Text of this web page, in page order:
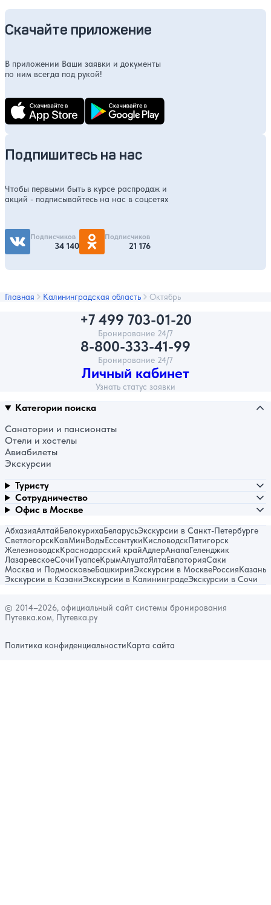
Скачайте приложение
В приложении Ваши заявки и документы
по ним всегда под рукой!
Подпишитесь на нас
Чтобы первыми быть в курсе распродаж и
акций - подписывайтесь на нас в соцсетях
Подписчиков
34 140
Подписчиков
21 176
Главная Калининградская область Октябрь
+7 499 703-01-20
Бронирование 24/7
8-800-333-41-99
Бронирование 24/7
Личный кабинет
Узнать статус заявки
Категории поиска
Санатории и пансионаты
Отели и хостелы
Авиабилеты
Экскурсии
Туристу
Сотрудничество
Офис в Москве
АбхазияАлтайБелокурихаБеларусьЭкскурсии в Санкт-Петербурге
СветлогорскКавМинВодыЕссентукиКисловодскПятигорск
ЖелезноводскКраснодарский крайАдлерАнапаГеленджик
ЛазаревскоеСочиТуапсеКрымАлуштаЯлтаЕвпаторияСаки
Москва и ПодмосковьеБашкирияЭкскурсии в МосквеРоссияКазань
Экскурсии в КазаниЭкскурсии в КалининградеЭкскурсии в Сочи
© 2014–2026, официальный сайт системы бронирования
Путевка.ком, Путевка.ру
Политика конфиденциальностиКарта сайта